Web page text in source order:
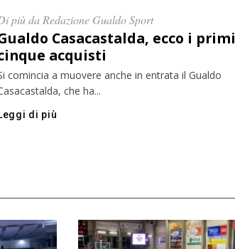
più da Redazione Gualdo Sport
Casacastalda, ecco i primi
acquisti
comincia a muovere anche in entrata il Gualdo
che ha...
di più